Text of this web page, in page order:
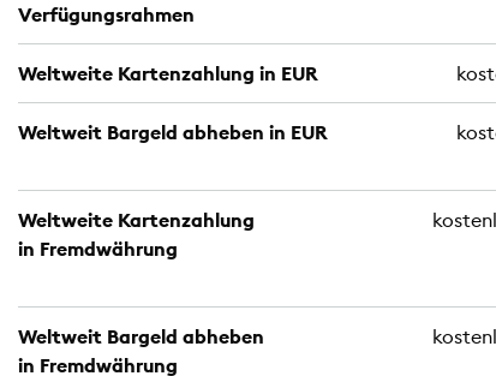
Verfügungsrahmen
Weltweite Kartenzahlung in EUR
Weltweit Bargeld abheben in EUR
Weltweite Kartenzahlung
in Fremdwährung
Weltweit Bargeld abheben
in Fremdwährung